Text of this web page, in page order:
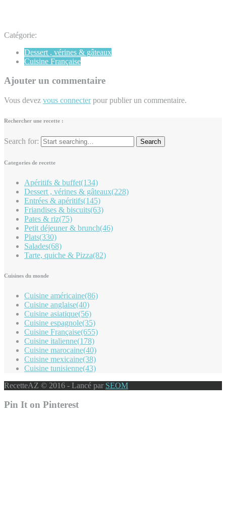
Catégorie:
Dessert , vérines & gâteaux
Cuisine Française
Ajouter un commentaire
Vous devez vous connecterpour publier un commentaire.
Rechercher une recette :
Search for:
Categories de recette
Apéritifs & buffet(134)
Dessert , vérines & gâteaux(228)
Entrées & apéritifs(145)
Friandises & biscuits(63)
Pates & riz(75)
Petit déjeuner & brunch(46)
Plats(330)
Salades(68)
Tarte, quiche & Pizza(82)
Cuisines du monde
Cuisine américaine(86)
Cuisine anglaise(40)
Cuisine asiatique(56)
Cuisine espagnole(35)
Cuisine Française(655)
Cuisine italienne(178)
Cuisine marocaine(40)
Cuisine mexicaine(38)
Cuisine tunisienne(43)
RecetteAZ © 2016 - Lancé par SEOM
Pin It on Pinterest